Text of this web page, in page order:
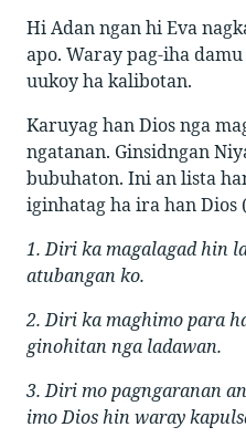
Hi Adan ngan hi Eva
apo. Waray pag-iha
uukoy ha kalibotan.
Karuyag han Dios nga
ngatanan. Ginsidngan
bubuhaton. Ini an lista
iginhatag ha ira han Dios
1. Diri ka magalagad hin
atubangan ko.
2. Diri ka maghimo para
ginohitan nga ladawan.
3. Diri mo pagngaranan
imo Dios hin waray